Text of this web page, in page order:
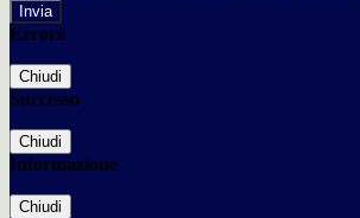
Errore
Chiudi
Successo
Chiudi
Informazione
Chiudi